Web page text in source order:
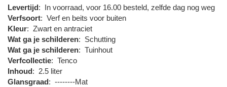
Levertijd: In voorraad, voor 16.00 besteld, zelfde dag nog weg
Verfsoort: Verf en beits voor buiten
Kleur: Zwart en antraciet
Wat ga je schilderen: Schutting
Wat ga je schilderen: Tuinhout
Verfcollectie: Tenco
Inhoud: 2.5 liter
Glansgraad: --------Mat